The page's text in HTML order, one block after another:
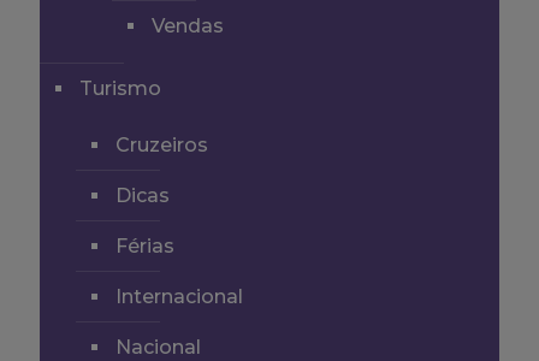
Vendas
Turismo
Cruzeiros
Dicas
Férias
Internacional
Nacional